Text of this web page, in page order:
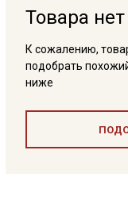
Товара
К сожалению,
подобрать
ниже